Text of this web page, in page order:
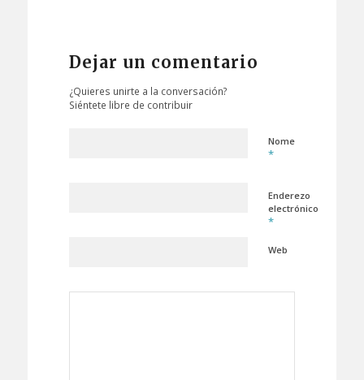
Dejar un comentario
¿Quieres unirte a la conversación?
Siéntete libre de contribuir
Nome
*
Enderezo
electrónico
*
Web